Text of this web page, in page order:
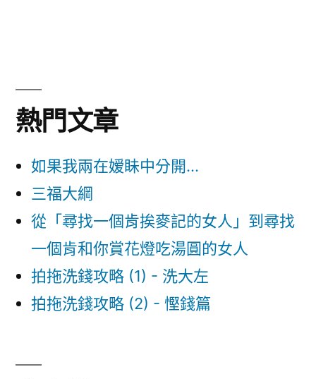
熱門文章
如果我兩在嫒眛中分開...
三福大綱
從「尋找一個肯挨麥記的女人」到尋找
一個肯和你賞花燈吃湯圓的女人
拍拖洗錢攻略 (1) - 洗大左
拍拖洗錢攻略 (2) - 慳錢篇